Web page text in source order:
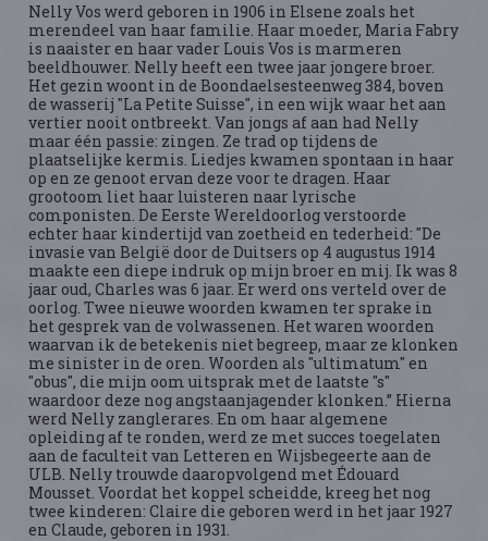
Nelly Vos werd geboren in 1906 in Elsene zoals het
merendeel van haar familie. Haar moeder, Maria Fabry
is naaister en haar vader Louis Vos is marmeren
beeldhouwer. Nelly heeft een twee jaar jongere broer.
Het gezin woont in de Boondaelsesteenweg 384, boven
de wasserij "La Petite Suisse", in een wijk waar het aan
vertier nooit ontbreekt. Van jongs af aan had Nelly
maar één passie: zingen. Ze trad op tijdens de
plaatselijke kermis. Liedjes kwamen spontaan in haar
op en ze genoot ervan deze voor te dragen. Haar
grootoom liet haar luisteren naar lyrische
componisten. De Eerste Wereldoorlog verstoorde
echter haar kindertijd van zoetheid en tederheid: "De
invasie van België door de Duitsers op 4 augustus 1914
maakte een diepe indruk op mijn broer en mij. Ik was 8
jaar oud, Charles was 6 jaar. Er werd ons verteld over de
oorlog. Twee nieuwe woorden kwamen ter sprake in
het gesprek van de volwassenen. Het waren woorden
waarvan ik de betekenis niet begreep, maar ze klonken
me sinister in de oren. Woorden als "ultimatum" en
"obus", die mijn oom uitsprak met de laatste "s"
waardoor deze nog angstaanjagender klonken.” Hierna
werd Nelly zanglerares. En om haar algemene
opleiding af te ronden, werd ze met succes toegelaten
aan de faculteit van Letteren en Wijsbegeerte aan de
ULB. Nelly trouwde daaropvolgend met Édouard
Mousset. Voordat het koppel scheidde, kreeg het nog
twee kinderen: Claire die geboren werd in het jaar 1927
en Claude, geboren in 1931.